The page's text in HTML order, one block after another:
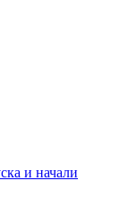
и начали